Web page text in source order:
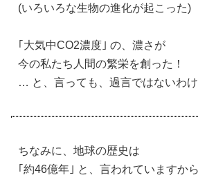
(いろいろな生物の進化が起こった)
｢大気中CO2濃度｣ の、濃さが
今の私たち人間の繁栄を創った！
… と、言っても、過言ではないわ
ちなみに、地球の歴史は
｢約46億年｣ と、言われていますか